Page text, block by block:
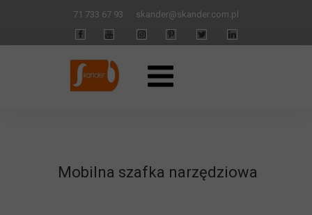
71 733 67 93 skander@skander.com.pl
Mobilna szafka narzędziowa